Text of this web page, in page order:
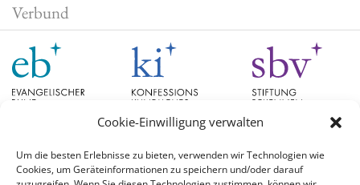
Cookie-Einwilligung verwalten
Um die besten Erlebnisse zu bieten, verwenden wir Technologien wie
Cookies, um Geräteinformationen zu speichern und/oder darauf
Verbund
Schlagwörter